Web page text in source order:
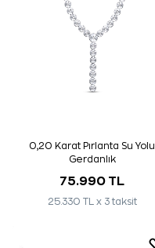
0,20 Karat Pırlanta Su Yolu
Gerdanlık
75.990 TL
25.330 TL x 3 taksit